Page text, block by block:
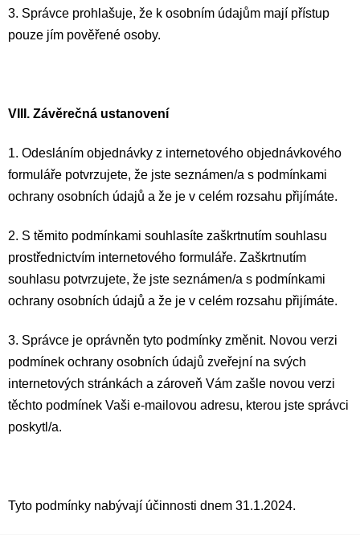
3. Správce prohlašuje, že k osobním údajům mají přístup
pouze jím pověřené osoby.
VIII. Závěrečná ustanovení
1. Odesláním objednávky z internetového objednávkového
formuláře potvrzujete, že jste seznámen/a s podmínkami
ochrany osobních údajů a že je v celém rozsahu přijímáte.
2. S těmito podmínkami souhlasíte zaškrtnutím souhlasu
prostřednictvím internetového formuláře. Zaškrtnutím
souhlasu potvrzujete, že jste seznámen/a s podmínkami
ochrany osobních údajů a že je v celém rozsahu přijímáte.
3. Správce je oprávněn tyto podmínky změnit. Novou verzi
podmínek ochrany osobních údajů zveřejní na svých
internetových stránkách a zároveň Vám zašle novou verzi
těchto podmínek Vaši e-mailovou adresu, kterou jste správci
poskytl/a.
Tyto podmínky nabývají účinnosti dnem 31.1.2024.